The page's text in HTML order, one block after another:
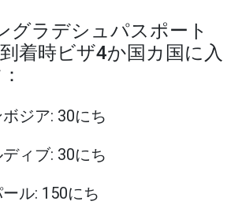
グラデシュパスポート
着時ビザ4か国カ国に入
ジア: 30にち
ィブ: 30にち
ル: 150にち